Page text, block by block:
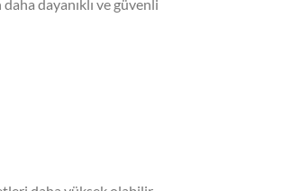
dayanıklı ve güvenli